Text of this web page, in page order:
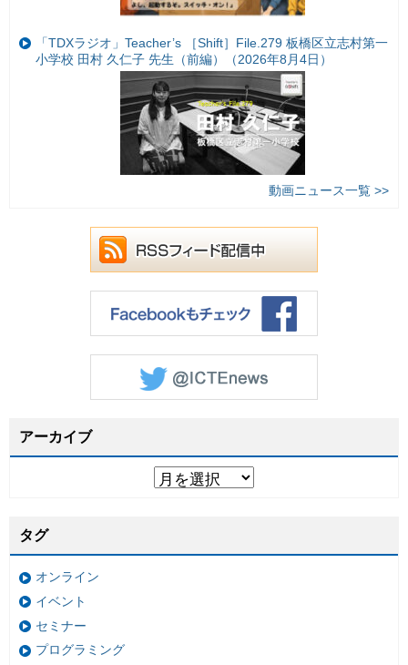
「TDXラジオ」Teacher’s ［Shift］File.279 板橋区立志村第一
小学校 田村 久仁子 先生（前編）（2026年8月4日）
動画ニュース一覧 >>
アーカイブ
タグ
オンライン
イベント
セミナー
プログラミング